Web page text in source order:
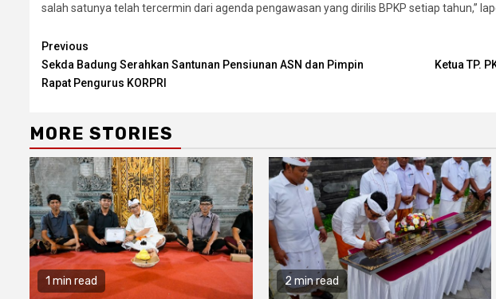
salah satunya telah tercermin dari agenda pengawasan yang dirilis BPKP setiap tahun,”
Continue
Reading
Previous
Sekda Badung Serahkan Santunan Pensiunan ASN dan Pimpin
Rapat Pengurus KORPRI
Ketua TP.
MORE STORIES
1 min read 2 min read